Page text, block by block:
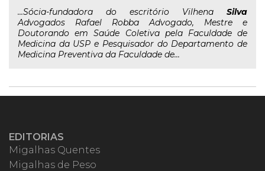
...Sócia-fundadora do escritório Vilhena Silva
Advogados Rafael Robba Advogado, Mestre e
Doutorando em Saúde Coletiva pela Faculdade de
Medicina da USP e Pesquisador do Departamento de
Medicina Preventiva da Faculdade de...
EDITORIAS
Migalhas Quentes
Migalhas de Peso